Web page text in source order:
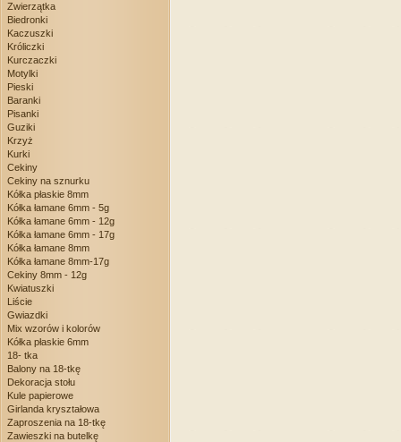
Zwierzątka
Biedronki
Kaczuszki
Króliczki
Kurczaczki
Motylki
Pieski
Baranki
Pisanki
Guziki
Krzyż
Kurki
Cekiny
Cekiny na sznurku
Kółka płaskie 8mm
Kółka łamane 6mm - 5g
Kółka łamane 6mm - 12g
Kółka łamane 6mm - 17g
Kółka łamane 8mm
Kółka łamane 8mm-17g
Cekiny 8mm - 12g
Kwiatuszki
Liście
Gwiazdki
Mix wzorów i kolorów
Kółka płaskie 6mm
18- tka
Balony na 18-tkę
Dekoracja stołu
Kule papierowe
Girlanda kryształowa
Zaproszenia na 18-tkę
Zawieszki na butelkę